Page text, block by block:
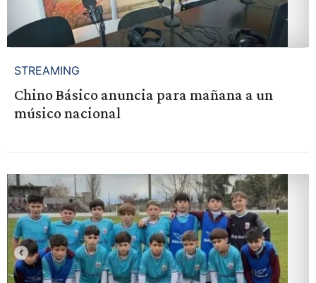
STREAMING
Chino Básico anuncia para mañana a un
músico nacional